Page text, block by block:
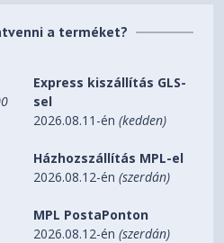
a terméket?
Express kiszállítás GLS-
sel
2026.08.11-én(kedden)
Házhozszállítás MPL-el
2026.08.12-én(szerdán)
MPL PostaPonton
2026.08.12-én(szerdán)